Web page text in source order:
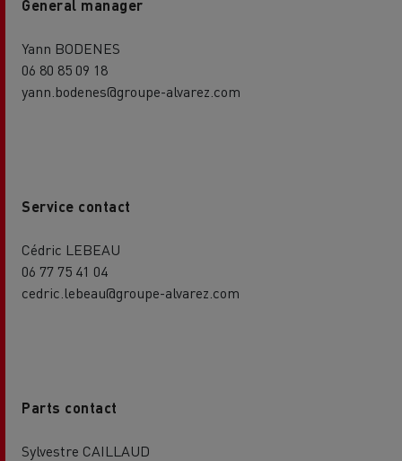
General manager
Yann BODENES
06 80 85 09 18
yann.bodenes@groupe-alvarez.com
Service contact
Cédric LEBEAU
06 77 75 41 04
cedric.lebeau@groupe-alvarez.com
Parts contact
Sylvestre CAILLAUD